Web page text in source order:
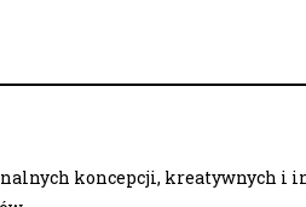
koncepcji, kreatywnych i